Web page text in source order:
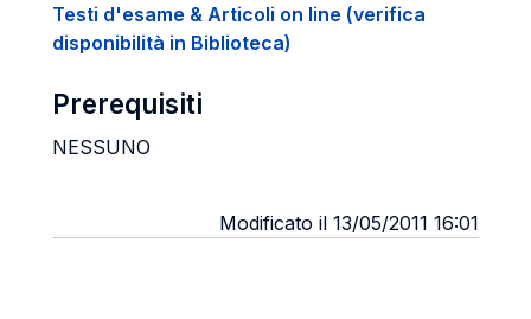
Testi d'esame & Articoli on line (verifica
disponibilità in Biblioteca)
Prerequisiti
NESSUNO
Modificato il 13/05/2011 16:01